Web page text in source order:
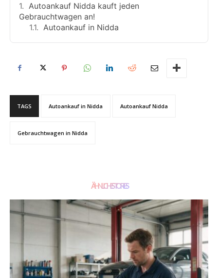
Autoankauf Nidda kauft jeden
Gebrauchtwagen an!
Autoankauf in Nidda
TAGS Autoankauf in Nidda Autoankauf Nidda
Gebrauchtwagen in Nidda
ÄHNLICHE STORIES